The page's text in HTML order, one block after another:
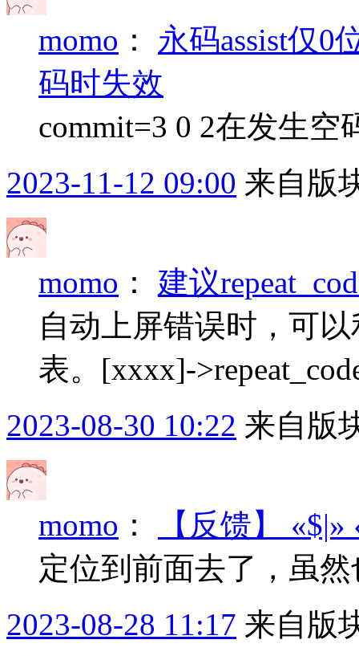
momo ： 永码assist仅0
码时失效
commit=3 0 2在发生
2023-11-12 09:00 来自版
momo ： 建议
自动上屏错误时，可
表。[xxxx]-
2023-08-30 10:22 来自版
momo ：
【反馈】
定位到前面去了，虽
2023-08-28 11:17 来自版